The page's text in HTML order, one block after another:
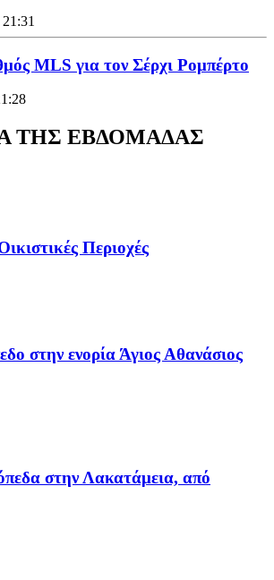
MLS για τον Σέρχι Ρομπέρτο
ΤΗΣ ΕΒΔΟΜΑΔΑΣ
Περιοχές
στην ενορία Άγιος Αθανάσιος
στην Λακατάμεια, από